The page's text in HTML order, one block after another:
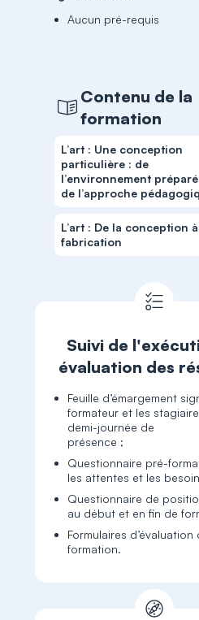
Aucun pré-requis
Contenu de la
formation
L’art : Une conception
particulière : de
l’environnement
de l’approche
L’art : De la conception
fabrication
Suivi de
évaluation des
Feuille d’émargement
formateur et les
demi-journée de
présence ;
Questionnaire pré-
les attentes et les
Questionnaire de
au début et en fin de
Formulaires d’évaluation
formation.